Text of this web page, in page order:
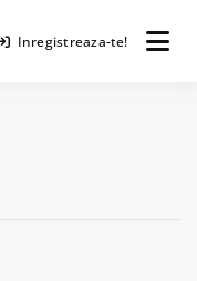
Inregistreaza-te!